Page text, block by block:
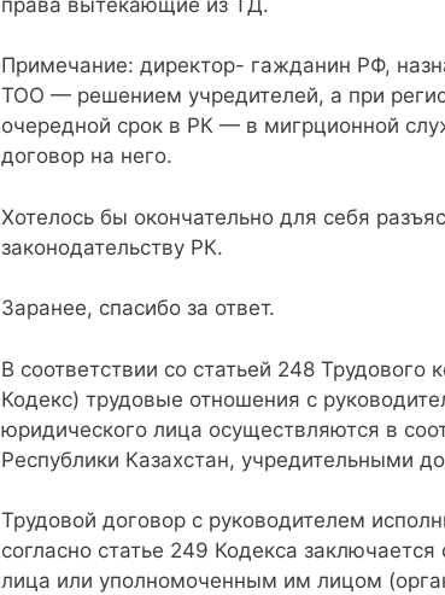
Примечание: директор- гажданин РФ,
ТОО — решением учредителей, а при
очередной срок в РК — в мигрционной
договор на него.
Хотелось бы окончательно для себя
законодательству РК.
Заранее, спасибо за ответ.
В соответствии со статьей 248 Трудового
Кодекс) трудовые отношения с
юридического лица осуществляются в
Республики Казахстан, учредительными
Трудовой договор с руководителем
согласно статье 249 Кодекса
лица или уполномоченным им лицом